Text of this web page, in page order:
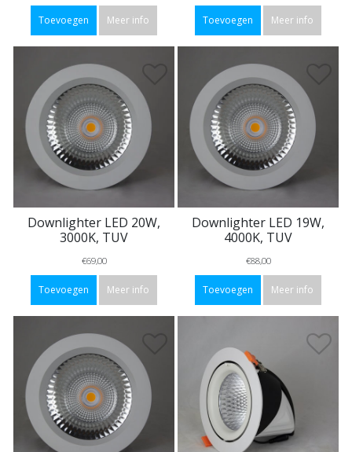
Toevoegen Meer info Toevoegen Meer info
Downlighter LED 20W,
3000K, TUV
€69,00
Toevoegen Meer info
Downlighter LED 19W,
4000K, TUV
€88,00
Toevoegen Meer info